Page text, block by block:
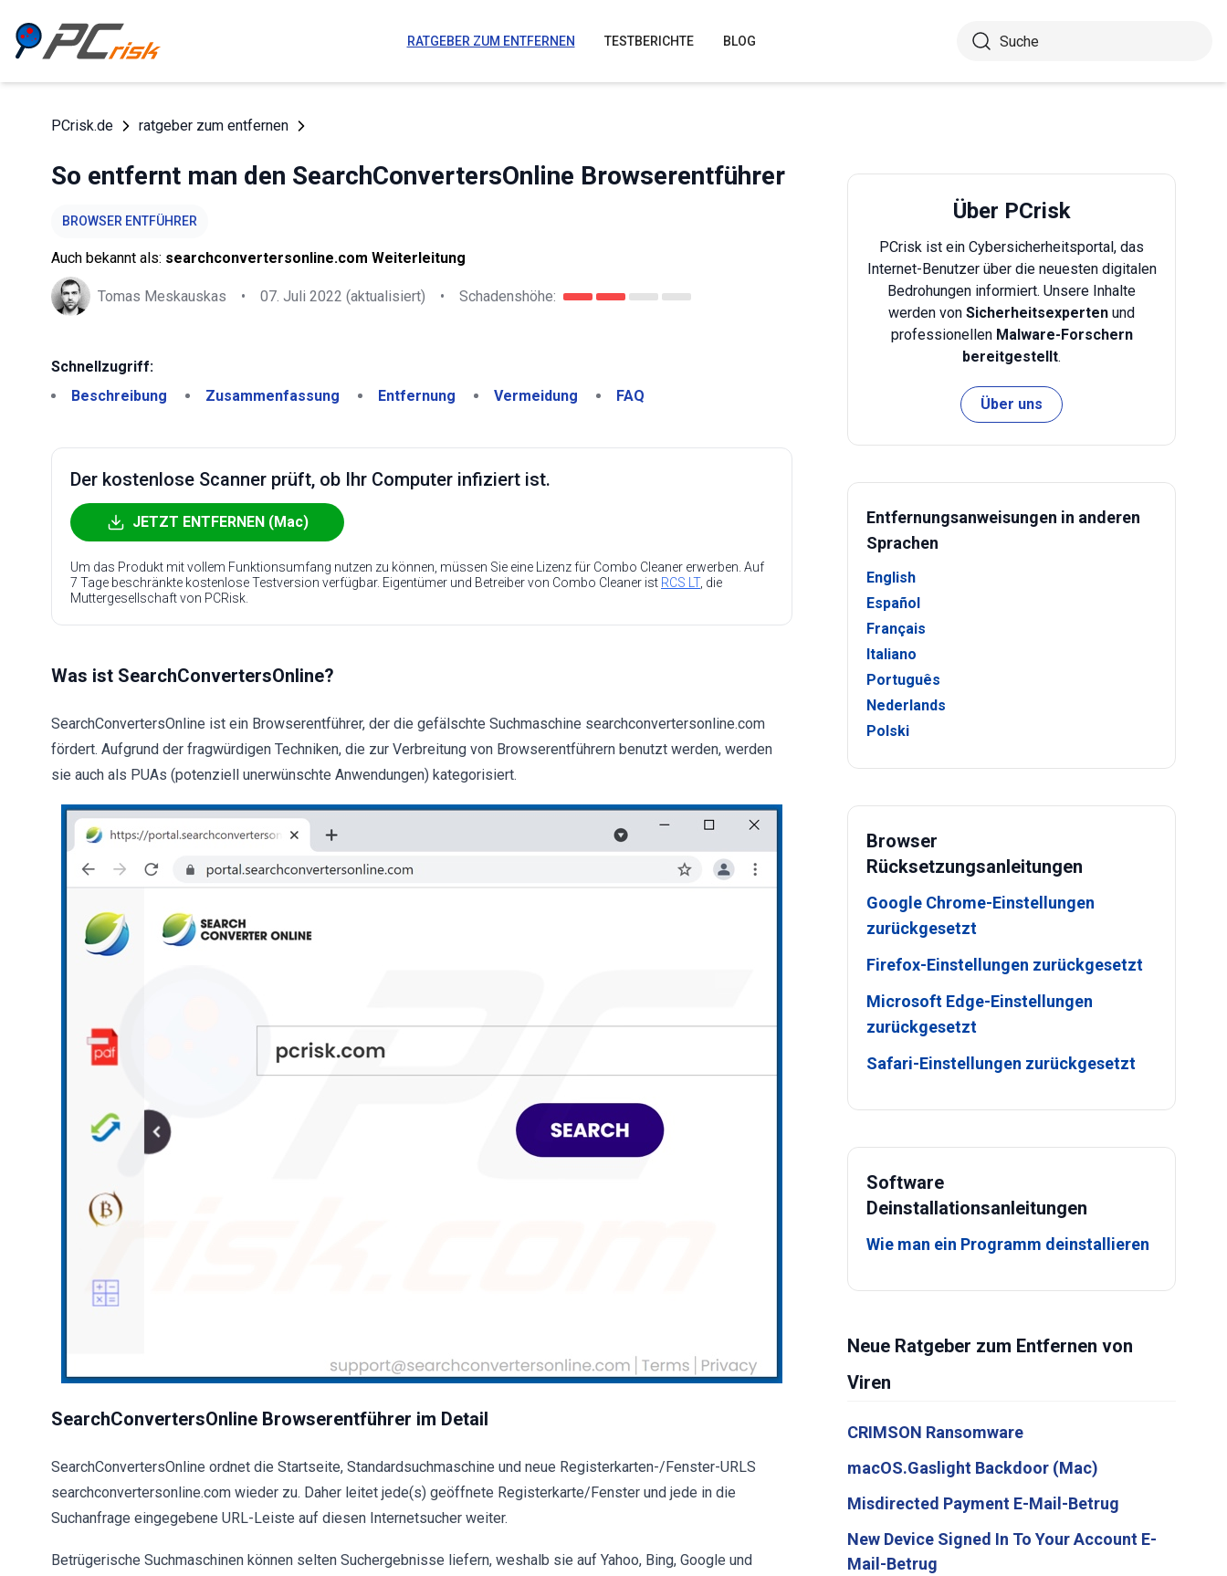
RATGEBER ZUM ENTFERNEN TESTBERICHTE BLOG
PCrisk.de ratgeber zum entfernen
So entfernt man den SearchConvertersOnline Browserentführer
BROWSER ENTFÜHRER
Auch bekannt als: searchconvertersonline.com Weiterleitung
Tomas Meskauskas • 07. Juli 2022 (aktualisiert) • Schadenshöhe:
Schnellzugriff:
Beschreibung
Zusammenfassung Entfernung Vermeidung FAQ
Der kostenlose Scanner prüft, ob Ihr Computer infiziert ist.
JETZT ENTFERNEN (Mac)
Um das Produkt mit vollem Funktionsumfang nutzen zu können, müssen Sie eine Lizenz für Combo Cleaner erwerben. Auf
7 Tage beschränkte kostenlose Testversion verfügbar. Eigentümer und Betreiber von Combo Cleaner ist RCS LT, die
Muttergesellschaft von PCRisk.
Was ist SearchConvertersOnline?
SearchConvertersOnline ist ein Browserentführer, der die gefälschte Suchmaschine searchconvertersonline.com
fördert. Aufgrund der fragwürdigen Techniken, die zur Verbreitung von Browserentführern benutzt werden, werden
sie auch als PUAs (potenziell unerwünschte Anwendungen) kategorisiert.
SearchConvertersOnline Browserentführer im Detail
SearchConvertersOnline ordnet die Startseite, Standardsuchmaschine und neue Registerkarten-/Fenster-URLS
searchconvertersonline.com wieder zu. Daher leitet jede(s) geöffnete Registerkarte/Fenster und jede in die
Suchanfrage eingegebene URL-Leiste auf diesen Internetsucher weiter.
Betrügerische Suchmaschinen können selten Suchergebnisse liefern, weshalb sie auf Yahoo, Bing, Google und
Über PCrisk
PCrisk ist ein Cybersicherheitsportal, das
Internet-Benutzer über die neuesten digitalen
Bedrohungen informiert. Unsere Inhalte
werden von Sicherheitsexperten und
professionellen Malware-Forschern
bereitgestellt.
Über uns
Entfernungsanweisungen in anderen
Sprachen
English
Español
Français
Italiano
Português
Nederlands
Polski
Browser
Rücksetzungsanleitungen
Google Chrome-Einstellungen
zurückgesetzt
Firefox-Einstellungen zurückgesetzt
Microsoft Edge-Einstellungen
zurückgesetzt
Safari-Einstellungen zurückgesetzt
Software
Deinstallationsanleitungen
Wie man ein Programm deinstallieren
Neue Ratgeber zum Entfernen von
Viren
CRIMSON Ransomware
macOS.Gaslight Backdoor (Mac)
Misdirected Payment E-Mail-Betrug
New Device Signed In To Your Account E-
Mail-Betrug